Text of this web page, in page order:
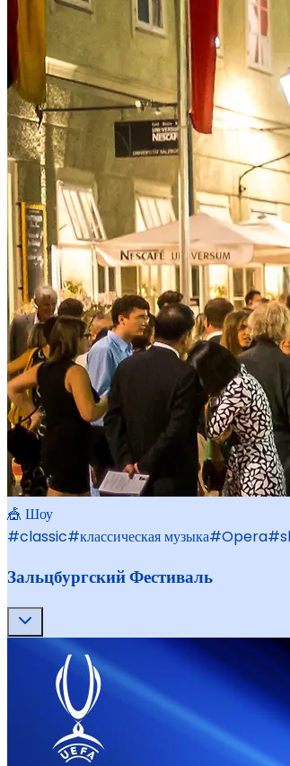
🎪 Шоу
#classic#классическая музыка#Opera#
Зальцбургский Фестиваль